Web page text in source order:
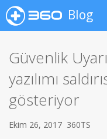
Blog
Güvenlik
yazılımı
gösteriyor
Ekim 26, 2017 360TS